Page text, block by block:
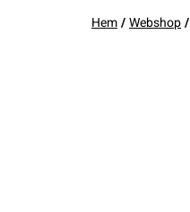
Hem/Webshop/